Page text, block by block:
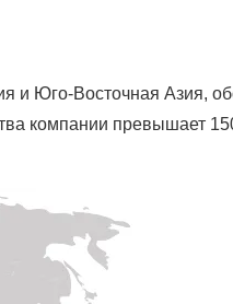
и Юго-Восточная Азия,
компании превышает